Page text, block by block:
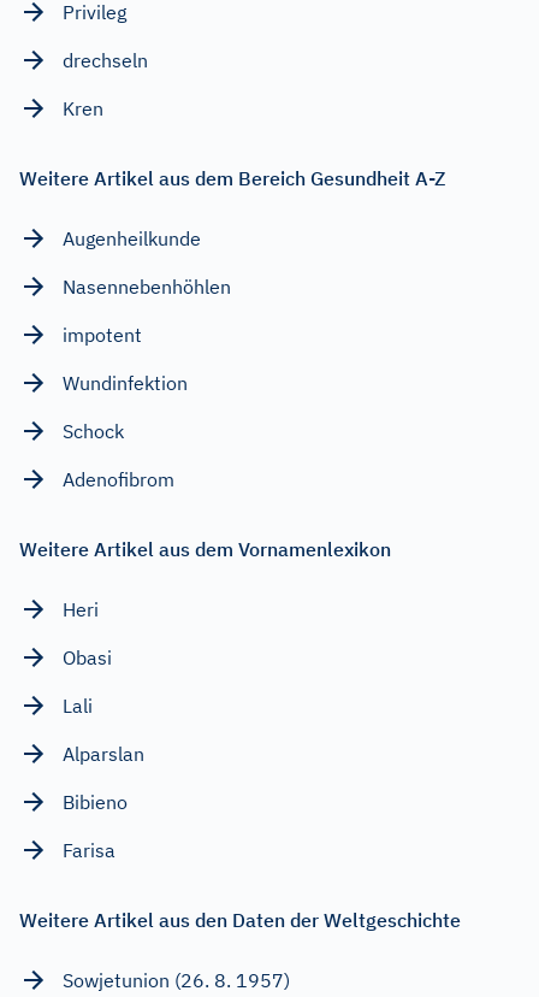
Privileg
drechseln
Kren
Weitere Artikel aus dem Bereich Gesundheit A-Z
Augenheilkunde
Nasennebenhöhlen
impotent
Wundinfektion
Schock
Adenofibrom
Weitere Artikel aus dem Vornamenlexikon
Heri
Obasi
Lali
Alparslan
Bibieno
Farisa
Weitere Artikel aus den Daten der Weltgeschichte
Sowjetunion (26. 8. 1957)